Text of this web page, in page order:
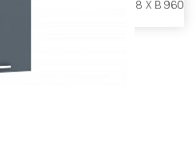
Ш 500 X Г 318 X В 960